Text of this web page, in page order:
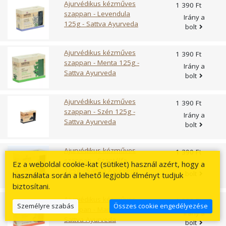
Ajurvédikus kézműves
szappan - Levendula
125g - Sattva Ayurveda
1 390 Ft
Irány a
bolt
Ajurvédikus kézműves
szappan - Menta 125g -
Sattva Ayurveda
1 390 Ft
Irány a
bolt
Ajurvédikus kézműves
szappan - Szén 125g -
Sattva Ayurveda
1 390 Ft
Irány a
bolt
Ajurvédikus kézműves
szappan - Szantálfa
125g - Sattva Ayurveda
1 390 Ft
Irány a
Ajurvédikus kézműves
szappan - Mangó 125g -
Sattva Ayurveda
1 390 Ft
Irány a
bolt
Ez a weboldal cookie-kat (sütiket) használ azért, hogy a
használata során a lehető legjobb élményt tudjuk
biztosítani.
Személyre szabás Összes cookie engedélyezése